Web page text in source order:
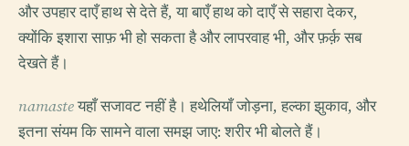
और उपहार दाएँ हाथ से देते हैं, या बाएँ हाथ को दाएँ से सहारा देकर,
क्योंकि इशारा साफ़ भी हो सकता है और लापरवाह भी, और फ़र्क़ सब
देखते हैं।
namasteयहाँ सजावट नहीं है। हथेलियाँ जोड़ना, हल्का झुकाव, और
इतना संयम कि सामने वाला समझ जाए: शरीर भी बोलते हैं।